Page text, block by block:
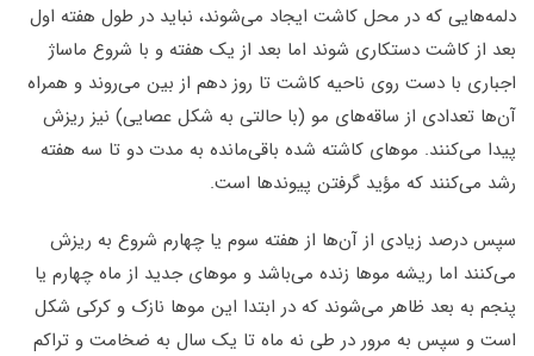
دلمه‌هایی که در محل کاشت ایجاد می‌شوند، نباید در طول هفته اول
بعد از کاشت دستکاری شوند اما بعد از یک هفته و با شروع ماساژ
اجباری با دست روی ناحیه کاشت تا روز دهم از بین می‌روند و همراه
آن‌ها تعدادی از ساقه‌های مو (با حالتی به شکل عصایی) نیز ریزش
پیدا می‌کنند. موهای کاشته شده باقی‌مانده به مدت دو تا سه هفته
رشد می‌کنند که مؤید گرفتن پیوندها است.
سپس درصد زیادی از آن‌ها از هفته سوم یا چهارم شروع به ریزش
می‌کنند اما ریشه موها زنده می‌باشد و موهای جدید از ماه چهارم یا
پنجم به بعد ظاهر می‌شوند که در ابتدا این موها نازک و کرکی شکل
است و سپس به مرور در طی نه ماه تا یک سال به ضخامت و تراکم